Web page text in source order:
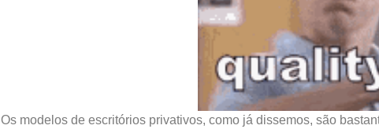
Os modelos de escritórios privativos, como já dissemos, são